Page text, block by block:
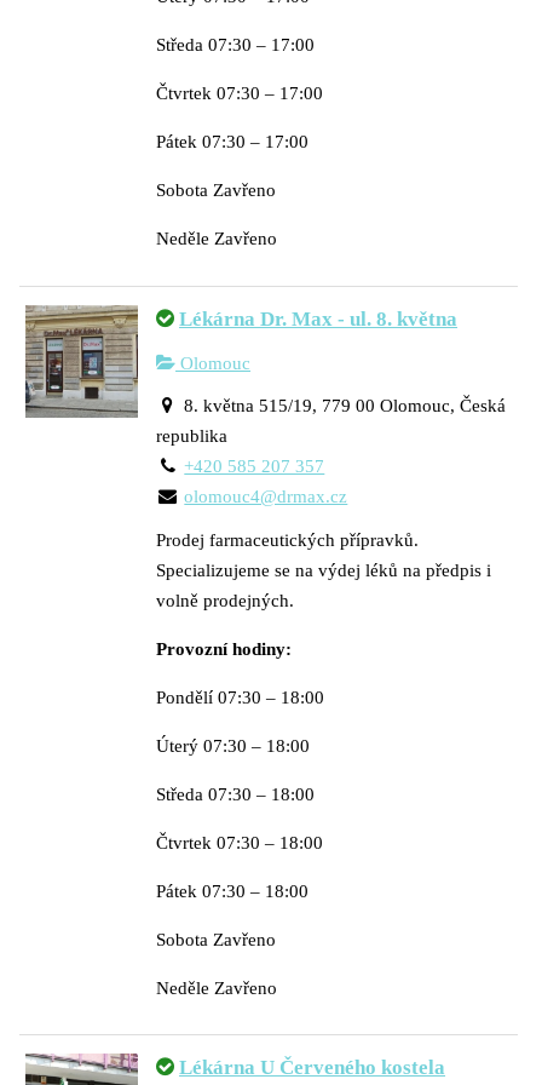
Středa 07:30 – 17:00
Čtvrtek 07:30 – 17:00
Pátek 07:30 – 17:00
Sobota Zavřeno
Neděle Zavřeno
Lékárna Dr. Max - ul. 8. května
Olomouc
8. května 515/19, 779 00 Olomouc, Česká
republika
+420 585 207 357
olomouc4@drmax.cz
Prodej farmaceutických přípravků.
Specializujeme se na výdej léků na předpis i
volně prodejných.
Provozní hodiny:
Pondělí 07:30 – 18:00
Úterý 07:30 – 18:00
Středa 07:30 – 18:00
Čtvrtek 07:30 – 18:00
Pátek 07:30 – 18:00
Sobota Zavřeno
Neděle Zavřeno
Lékárna U Červeného kostela